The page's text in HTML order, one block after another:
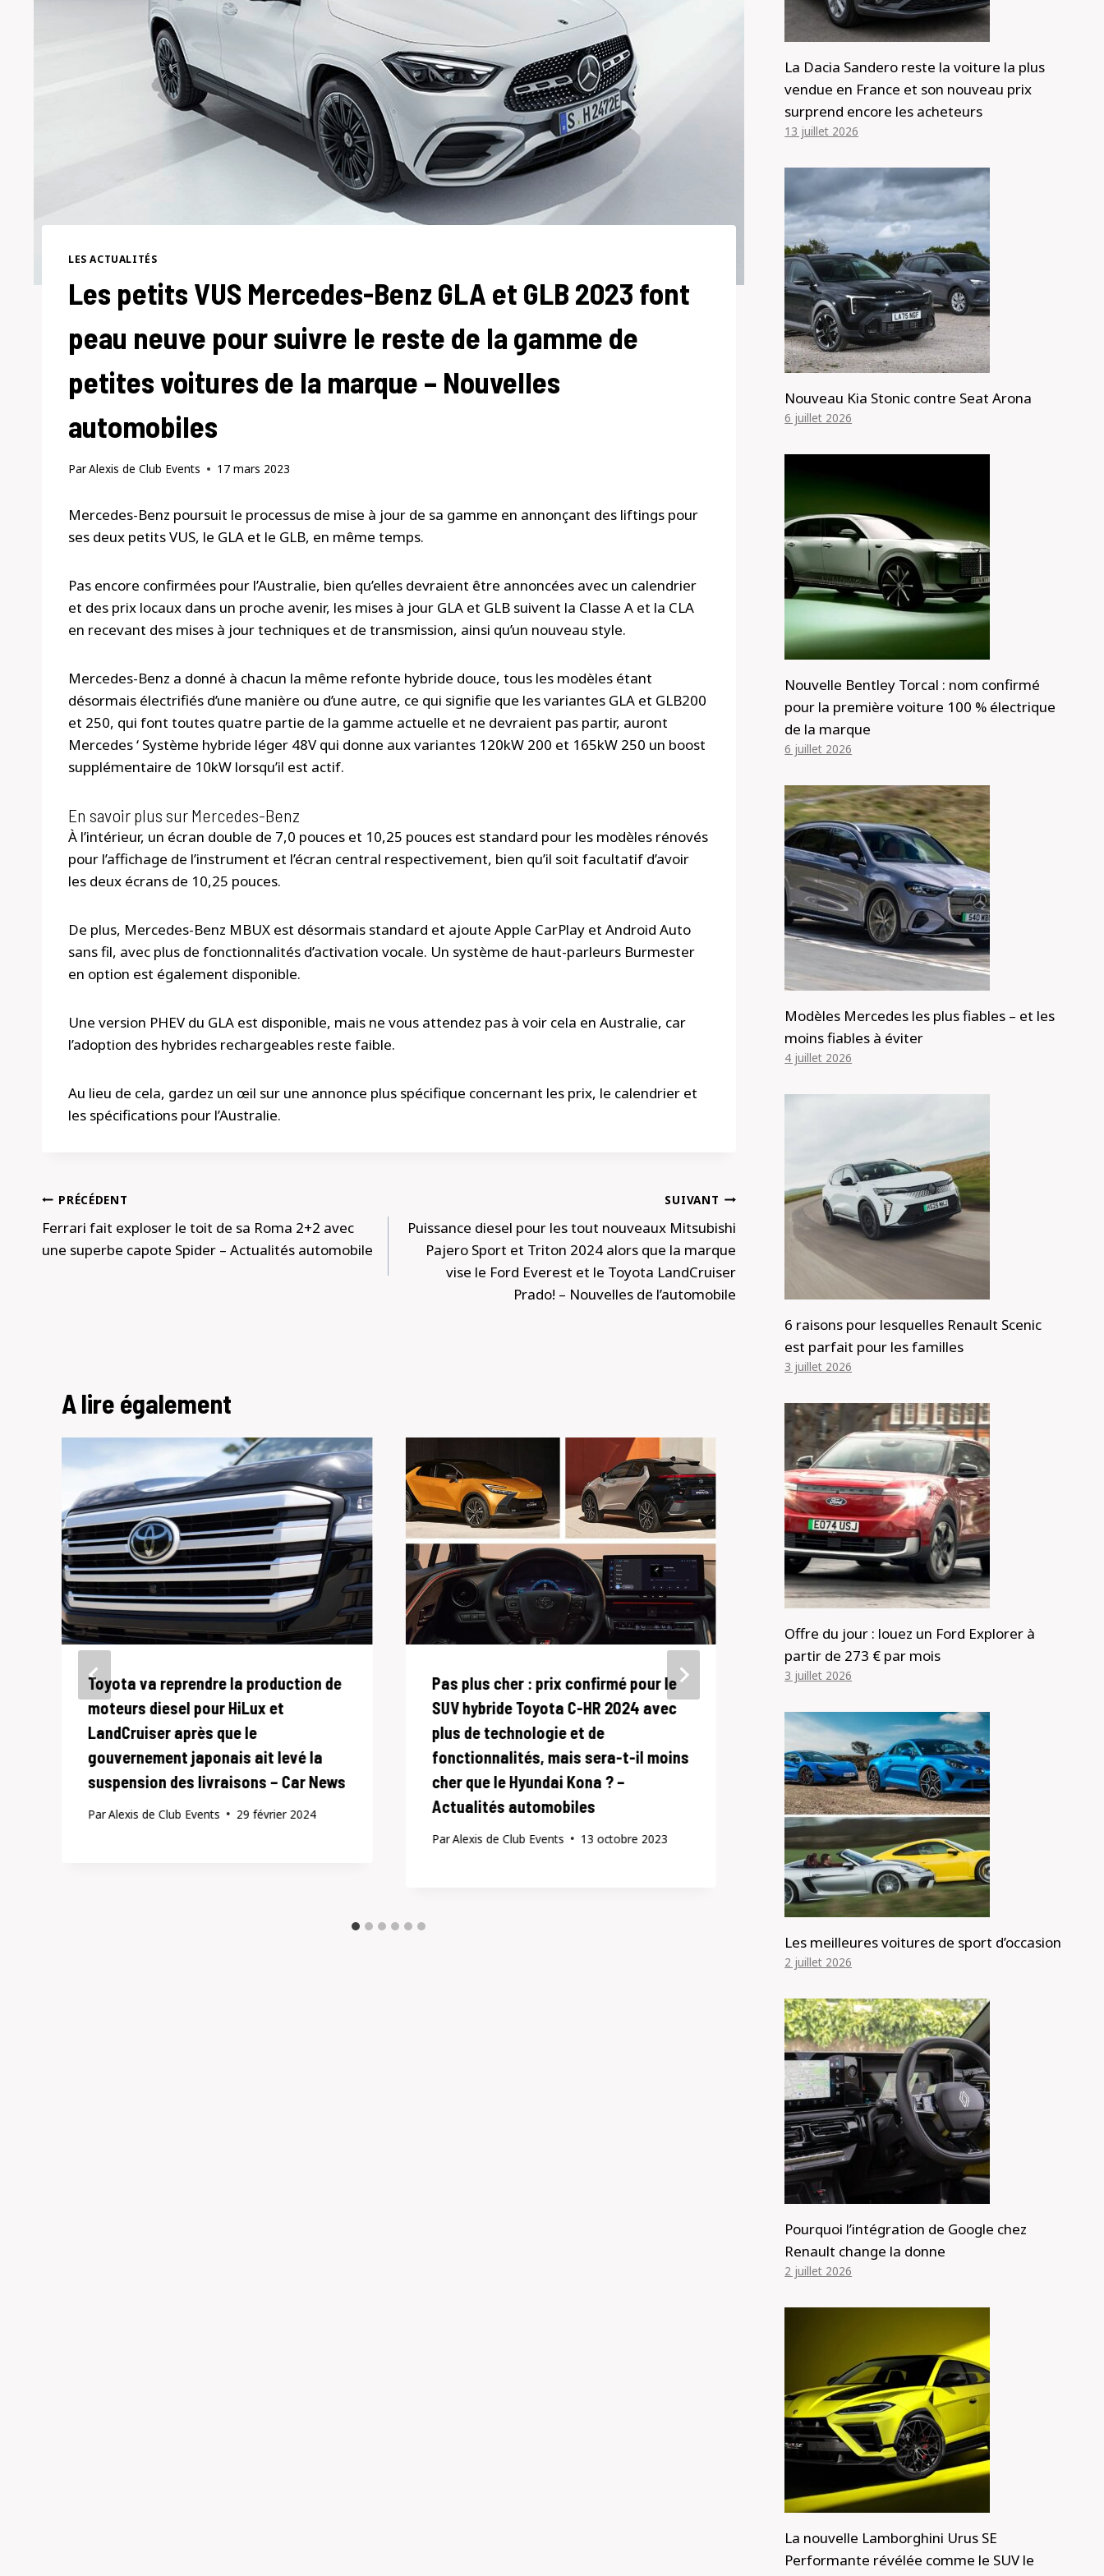
LES ACTUALITÉS
Les petits VUS Mercedes-Benz GLA et GLB 2023 font
peau neuve pour suivre le reste de la gamme de
petites voitures de la marque – Nouvelles
automobiles
ParAlexis de Club Events 17 mars 2023
Mercedes-Benz poursuit le processus de mise à jour de sa gamme en annonçant des liftings pour
ses deux petits VUS, le GLA et le GLB, en même temps.
Pas encore confirmées pour l’Australie, bien qu’elles devraient être annoncées avec un calendrier
et des prix locaux dans un proche avenir, les mises à jour GLA et GLB suivent la Classe A et la CLA
en recevant des mises à jour techniques et de transmission, ainsi qu’un nouveau style.
Mercedes-Benz a donné à chacun la même refonte hybride douce, tous les modèles étant
désormais électrifiés d’une manière ou d’une autre, ce qui signifie que les variantes GLA et GLB200
et 250, qui font toutes quatre partie de la gamme actuelle et ne devraient pas partir, auront
Mercedes ‘ Système hybride léger 48V qui donne aux variantes 120kW 200 et 165kW 250 un boost
supplémentaire de 10kW lorsqu’il est actif.
En savoir plus sur Mercedes-Benz
À l’intérieur, un écran double de 7,0 pouces et 10,25 pouces est standard pour les modèles rénovés
pour l’affichage de l’instrument et l’écran central respectivement, bien qu’il soit facultatif d’avoir
les deux écrans de 10,25 pouces.
De plus, Mercedes-Benz MBUX est désormais standard et ajoute Apple CarPlay et Android Auto
sans fil, avec plus de fonctionnalités d’activation vocale. Un système de haut-parleurs Burmester
en option est également disponible.
Une version PHEV du GLA est disponible, mais ne vous attendez pas à voir cela en Australie, car
l’adoption des hybrides rechargeables reste faible.
Au lieu de cela, gardez un œil sur une annonce plus spécifique concernant les prix, le calendrier et
les spécifications pour l’Australie.
Navigation
de
l’article
PRÉCÉDENT
Ferrari fait exploser le toit de sa Roma 2+2 avec
une superbe capote Spider – Actualités automobile
SUIVANT
Puissance diesel pour les tout nouveaux Mitsubishi
Pajero Sport et Triton 2024 alors que la marque
vise le Ford Everest et le Toyota LandCruiser
Prado! – Nouvelles de l’automobile
A lire également
Toyota va reprendre la production de
moteurs diesel pour HiLux et
LandCruiser après que le
gouvernement japonais ait levé la
suspension des livraisons – Car News
ParAlexis de Club Events 29 février 2024
Pas plus cher : prix confirmé pour le
SUV hybride Toyota C-HR 2024 avec
plus de technologie et de
fonctionnalités, mais sera-t-il moins
cher que le Hyundai Kona ? –
Actualités automobiles
ParAlexis de Club Events 13 octobre 2023
Éclatement de la bulle? Les ventes
mondiales de voitures neuves
ralentiront mais la part de marché
des voitures électriques augmentera
en 2024, selon Moody’s – Car News
ParAlexis de Club Events 23 février 2024
La Dacia Sandero reste la voiture la plus
vendue en France et son nouveau prix
surprend encore les acheteurs
13 juillet 2026
Nouveau Kia Stonic contre Seat Arona
6 juillet 2026
Nouvelle Bentley Torcal : nom confirmé
pour la première voiture 100 % électrique
de la marque
6 juillet 2026
Modèles Mercedes les plus fiables – et les
moins fiables à éviter
4 juillet 2026
6 raisons pour lesquelles Renault Scenic
est parfait pour les familles
3 juillet 2026
Offre du jour : louez un Ford Explorer à
partir de 273 € par mois
3 juillet 2026
Les meilleures voitures de sport d’occasion
2 juillet 2026
Pourquoi l’intégration de Google chez
Renault change la donne
2 juillet 2026
La nouvelle Lamborghini Urus SE
Performante révélée comme le SUV le